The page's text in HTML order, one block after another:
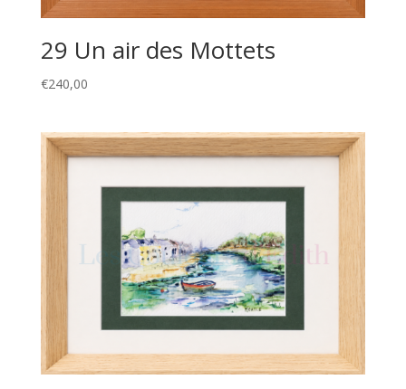
29 Un air des Mottets
€240,00